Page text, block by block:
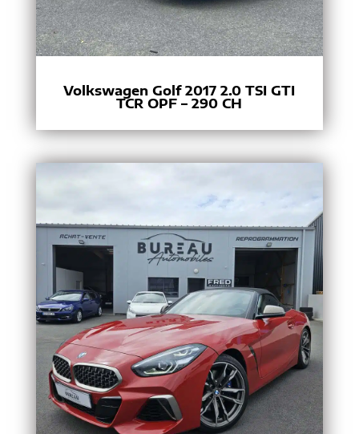
Volkswagen Golf 2017 2.0 TSI GTI
TCR OPF – 290 CH